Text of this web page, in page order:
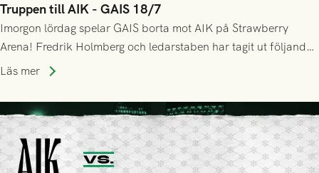
Truppen till AIK - GAIS 18/7
Imorgon lördag spelar GAIS borta mot AIK på Strawberry
Arena! Fredrik Holmberg och ledarstaben har tagit ut följande
trupp till matchen:
Läs mer